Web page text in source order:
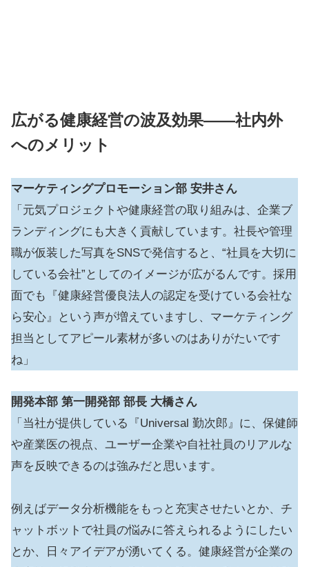
広がる健康経営の波及効果――社内外
へのメリット
マーケティングプロモーション部 安井さん
「元気プロジェクトや健康経営の取り組みは、企業ブ
ランディングにも大きく貢献しています。社長や管理
職が仮装した写真をSNSで発信すると、“社員を大切に
している会社”としてのイメージが広がるんです。採用
面でも『健康経営優良法人の認定を受けている会社な
ら安心』という声が増えていますし、マーケティング
担当としてアピール素材が多いのはありがたいです
ね」
開発本部 第一開発部 部長 大橋さん
「当社が提供している『Universal 勤次郎』に、保健師
や産業医の視点、ユーザー企業や自社社員のリアルな
声を反映できるのは強みだと思います。
例えばデータ分析機能をもっと充実させたいとか、チ
ャットボットで社員の悩みに答えられるようにしたい
とか、日々アイデアが湧いてくる。健康経営が企業の